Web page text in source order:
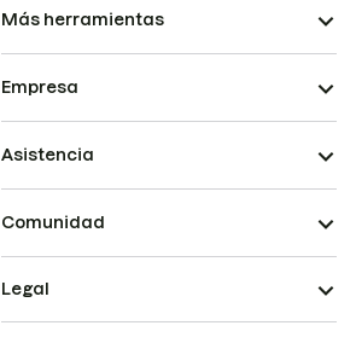
Más herramientas
Empresa
Asistencia
Comunidad
Legal